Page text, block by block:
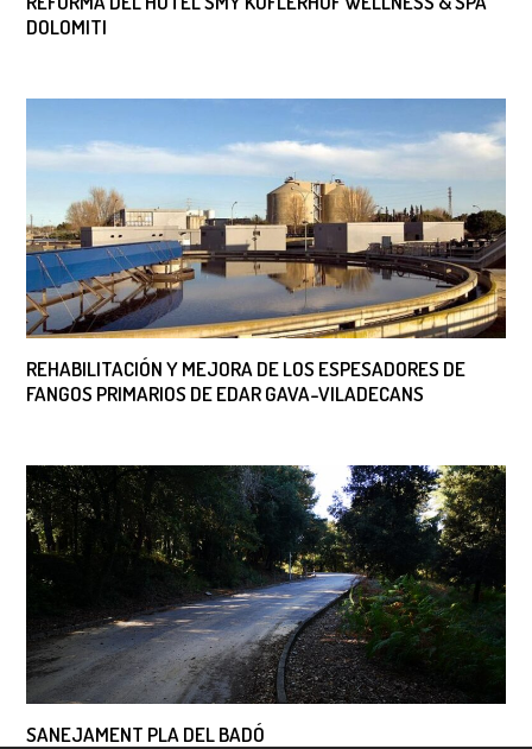
DOLOMITI
REHABILITACIÓN Y MEJORA DE LOS ESPESADORES DE
FANGOS PRIMARIOS DE EDAR GAVA-VILADECANS
SANEJAMENT PLA DEL BADÓ